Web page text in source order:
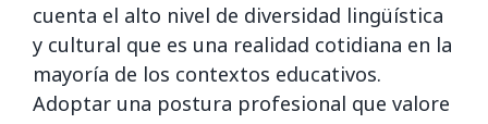
cuenta el alto nivel de diversidad lingüística
y cultural que es una realidad cotidiana en la
mayoría de los contextos educativos.
Adoptar una postura profesional que valore